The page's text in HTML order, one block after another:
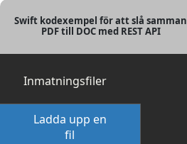
Swift kodexempel för att slå samman
PDF till DOC med REST API
Inmatningsfiler
Ladda upp en
fil